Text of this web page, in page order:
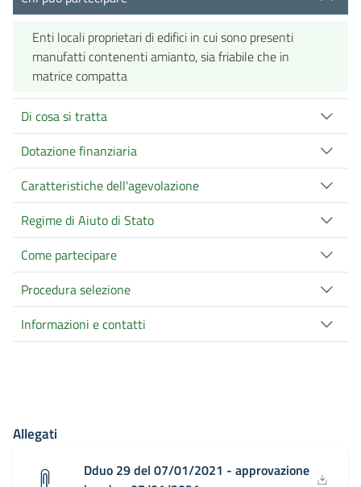
Enti locali proprietari di edifici in cui sono presenti
manufatti contenenti amianto, sia friabile che in
matrice compatta
Di cosa si tratta
Dotazione finanziaria
Caratteristiche dell'agevolazione
Regime di Aiuto di Stato
Come partecipare
Procedura selezione
Informazioni e contatti
Allegati
Dduo 29 del 07/01/2021 - approvazione